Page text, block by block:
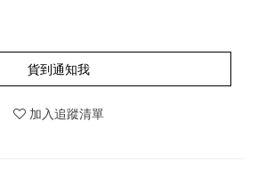
貨到通知我
加入追蹤清單